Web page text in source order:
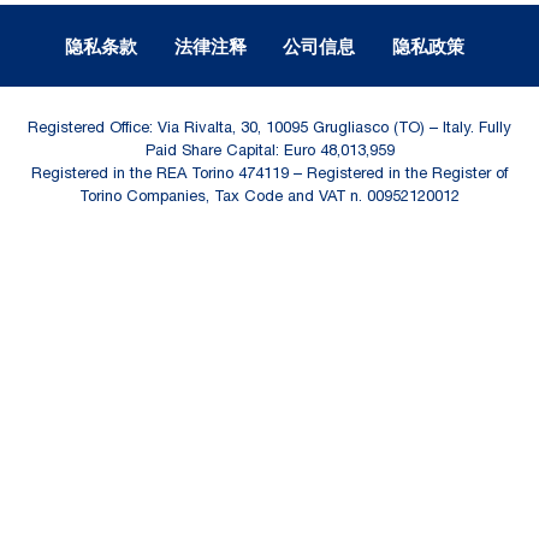
隐私条款 法律注释 公司信息 隐私政策
Registered Office: Via Rivalta, 30, 10095 Grugliasco (TO) – Italy. Fully
Paid Share Capital: Euro 48,013,959
Registered in the REA Torino 474119 – Registered in the Register of
Torino Companies, Tax Code and VAT n. 00952120012